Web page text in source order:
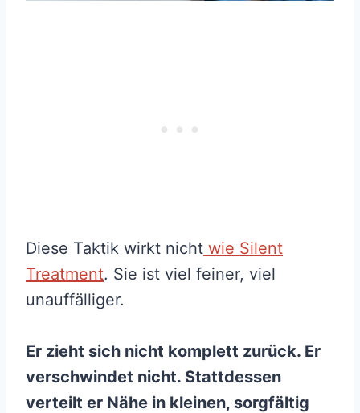
Diese Taktik wirkt nicht wie Silent
Treatment. Sie ist viel feiner, viel
unauffälliger.
Er zieht sich nicht komplett zurück. Er
verschwindet nicht. Stattdessen
verteilt er Nähe in kleinen, sorgfältig